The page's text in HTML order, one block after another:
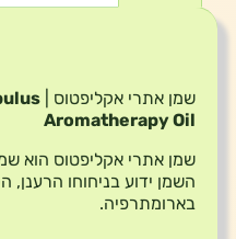
שמן אתרי אקליפטוס |
Aromatherapy Oil
שמן אתרי אקליפטוס הוא
השמן ידוע בניחוחו הרענן,
בארומתרפיה.